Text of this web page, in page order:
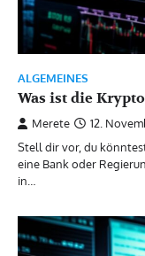
ALGEMEINES
Was ist die
Merete
12.
Stell dir vor, du
eine Bank oder
in…